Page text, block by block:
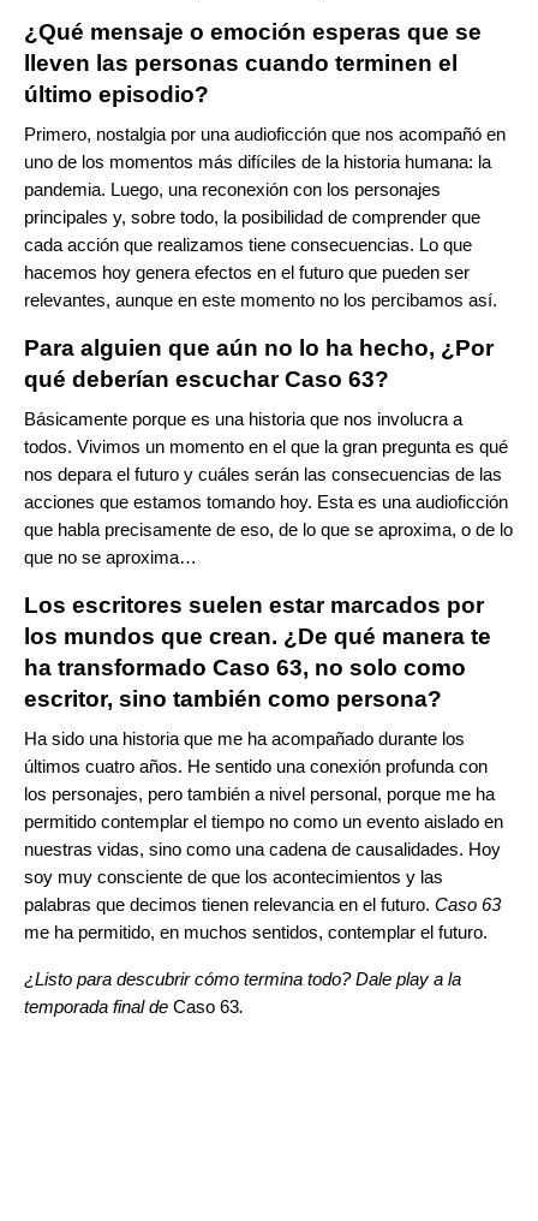
¿Qué mensaje o emoción esperas que se
lleven las personas cuando terminen el
último episodio?
Primero, nostalgia por una audioficción que nos acompañó en
uno de los momentos más difíciles de la historia humana: la
pandemia. Luego, una reconexión con los personajes
principales y, sobre todo, la posibilidad de comprender que
cada acción que realizamos tiene consecuencias. Lo que
hacemos hoy genera efectos en el futuro que pueden ser
relevantes, aunque en este momento no los percibamos así.
Para alguien que aún no lo ha hecho, ¿Por
qué deberían escuchar Caso 63?
Básicamente porque es una historia que nos involucra a
todos. Vivimos un momento en el que la gran pregunta es qué
nos depara el futuro y cuáles serán las consecuencias de las
acciones que estamos tomando hoy. Esta es una audioficción
que habla precisamente de eso, de lo que se aproxima, o de lo
que no se aproxima…
Los escritores suelen estar marcados por
los mundos que crean. ¿De qué manera te
ha transformado Caso 63, no solo como
escritor, sino también como persona?
Ha sido una historia que me ha acompañado durante los
últimos cuatro años. He sentido una conexión profunda con
los personajes, pero también a nivel personal, porque me ha
permitido contemplar el tiempo no como un evento aislado en
nuestras vidas, sino como una cadena de causalidades. Hoy
soy muy consciente de que los acontecimientos y las
palabras que decimos tienen relevancia en el futuro. Caso 63
me ha permitido, en muchos sentidos, contemplar el futuro.
¿Listo para descubrir cómo termina todo? Dale play a la
temporada final de Caso 63.